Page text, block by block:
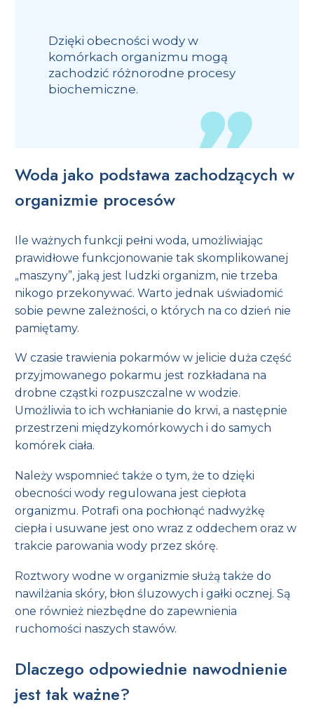
Dzięki obecności wody w
komórkach organizmu mogą
zachodzić różnorodne procesy
biochemiczne.
Woda jako podstawa zachodzących w
organizmie procesów
Ile ważnych funkcji pełni woda, umożliwiając
prawidłowe funkcjonowanie tak skomplikowanej
„maszyny”, jaką jest ludzki organizm, nie trzeba
nikogo przekonywać. Warto jednak uświadomić
sobie pewne zależności, o których na co dzień nie
pamiętamy.
W czasie trawienia pokarmów w jelicie duża część
przyjmowanego pokarmu jest rozkładana na
drobne cząstki rozpuszczalne w wodzie.
Umożliwia to ich wchłanianie do krwi, a następnie
przestrzeni międzykomórkowych i do samych
komórek ciała.
Należy wspomnieć także o tym, że to dzięki
obecności wody regulowana jest ciepłota
organizmu. Potrafi ona pochłonąć nadwyżkę
ciepła i usuwane jest ono wraz z oddechem oraz w
trakcie parowania wody przez skórę.
Roztwory wodne w organizmie służą także do
nawilżania skóry, błon śluzowych i gałki ocznej. Są
one również niezbędne do zapewnienia
ruchomości naszych stawów.
Dlaczego odpowiednie nawodnienie
jest tak ważne?